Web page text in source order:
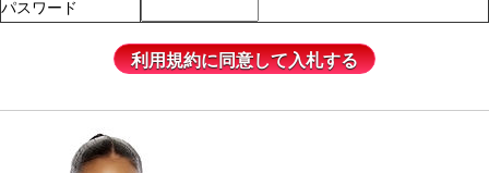
パスワード